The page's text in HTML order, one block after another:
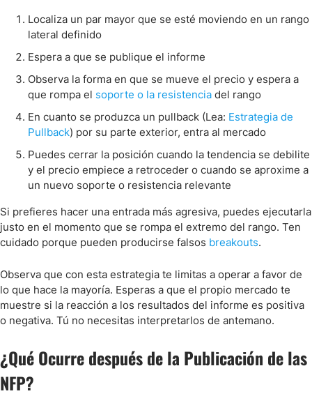
Localiza un par mayor que se esté moviendo en un rango
lateral definido
Espera a que se publique el informe
Observa la forma en que se mueve el precio y espera a
que rompa el soporte o la resistencia del rango
En cuanto se produzca un pullback (Lea: Estrategia de
Pullback) por su parte exterior, entra al mercado
Puedes cerrar la posición cuando la tendencia se debilite
y el precio empiece a retroceder o cuando se aproxime a
un nuevo soporte o resistencia relevante
Si prefieres hacer una entrada más agresiva, puedes ejecutarla
justo en el momento que se rompa el extremo del rango. Ten
cuidado porque pueden producirse falsos breakouts.
Observa que con esta estrategia te limitas a operar a favor de
lo que hace la mayoría. Esperas a que el propio mercado te
muestre si la reacción a los resultados del informe es positiva
o negativa. Tú no necesitas interpretarlos de antemano.
¿Qué Ocurre después de la Publicación de las
NFP?